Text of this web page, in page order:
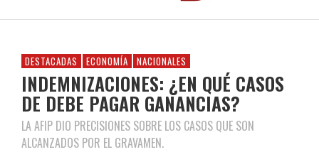
DESTACADAS ECONOMÍA NACIONALES
INDEMNIZACIONES: ¿EN QUÉ CASOS
DE DEBE PAGAR GANANCIAS?
LA AFIP DIO PRECISIONES SOBRE LOS CASOS QUE SON
ALCANZADOS POR EL GRAVAMEN.